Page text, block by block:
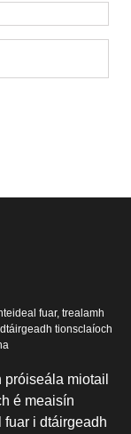
fuar, trealamh
tionsclaíoch
próiseála miotail
é meaisín
fuar i dtáirgeadh